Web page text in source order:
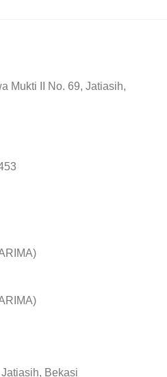
Mukti II No. 69, Jatiasih,
Bekasi